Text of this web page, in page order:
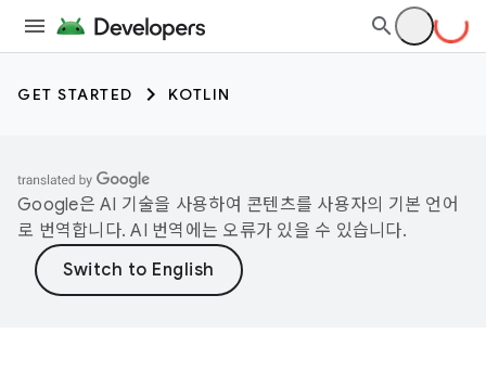
GET STARTED KOTLIN
Google은 AI 기술을 사용하여 콘텐츠를 사용자의 기본 언어
로 번역합니다. AI 번역에는 오류가 있을 수 있습니다.